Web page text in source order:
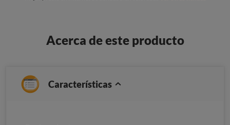
Acerca de este producto
Características